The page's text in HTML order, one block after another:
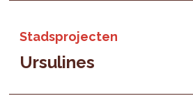
Stadsprojecten
Ursulines